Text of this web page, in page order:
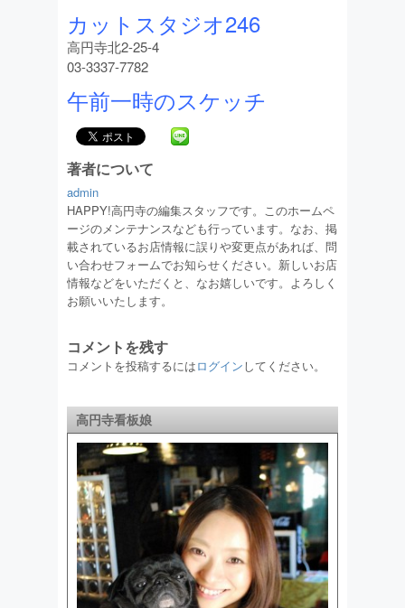
カットスタジオ246
高円寺北2-25-4
03-3337-7782
午前一時のスケッチ
著者について
admin
HAPPY!高円寺の編集スタッフです。このホームペ
ージのメンテナンスなども行っています。なお、掲
載されているお店情報に誤りや変更点があれば、問
い合わせフォームでお知らせください。新しいお店
情報などをいただくと、なお嬉しいです。よろしく
お願いいたします。
コメントを残す
コメントを投稿するにはログインしてください。
高円寺看板娘